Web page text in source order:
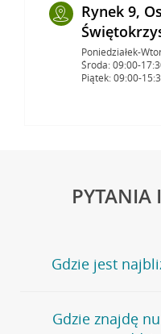
Rynek 9,
Poniedziałek-
Środa: 09:00-
Piątek: 09:00-
PYTANIA
Gdzie jest
Jeśli szukasz oddziału
stronęPlacówki i
Gdzie znajdę